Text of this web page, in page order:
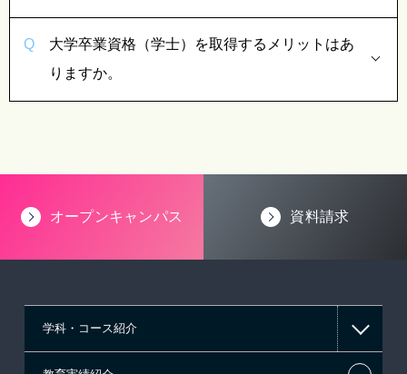
大学卒業資格（学士）を取得するメリットはあ
りますか。
オープンキャンパス 資料請求
学科・コース紹介